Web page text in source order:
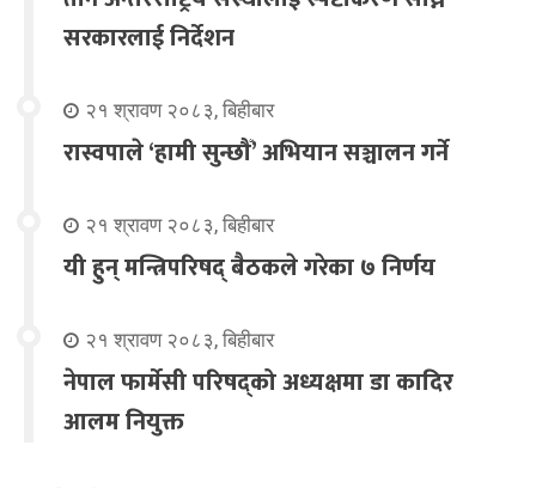
सरकारलाई निर्देशन
२१ श्रावण २०८३, बिहीबार
रास्वपाले ‘हामी सुन्छौँ’ अभियान सञ्चालन गर्ने
२१ श्रावण २०८३, बिहीबार
यी हुन् मन्त्रिपरिषद् बैठकले गरेका ७ निर्णय
२१ श्रावण २०८३, बिहीबार
नेपाल फार्मेसी परिषद्को अध्यक्षमा डा कादिर
आलम नियुक्त